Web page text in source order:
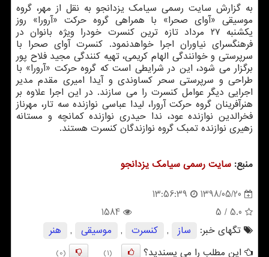
به گزارش سایت رسمی سیامك یزدانجو به نقل از مهر، گروه
موسیقی «آوای صحرا» با همراهی گروه حركت «آرورا» روز
یكشنبه ۲۷ مرداد تازه ترین كنسرت خودرا ویژه بانوان در
فرهنگسرای نیاوران اجرا خواهدنمود. كنسرت آوای صحرا با
سرپرستی و خوانندگی الهام كریمی، تهیه كنندگی مجید فلاح پور
برگزار می شود، این در شرایطی است كه گروه حركت «آرورا» با
طراحی و سرپرستی سحر كساوندی و آیدا امیری مقدم مدیر
اجرایی دیگر عوامل كنسرت را می سازند. در این اجرا علاوه بر
هنرآفرینان گروه حركت آرورا، لیدا عباسی نوازنده سه تار، مهرناز
فخرالدین نوازنده عود، ندا حیدری نوازنده كمانچه و مستانه
زهیری نوازنده تمبك گروه نوازندگان كنسرت هستند.
منبع: سایت رسمی سیامك یزدانجو
1398/05/20
13:56:39
5.0
/ 5
1584
تگهای خبر:
ساز , كنسرت , موسیقی ,
هنر
این مطلب را می پسندید؟
(1)
(0)